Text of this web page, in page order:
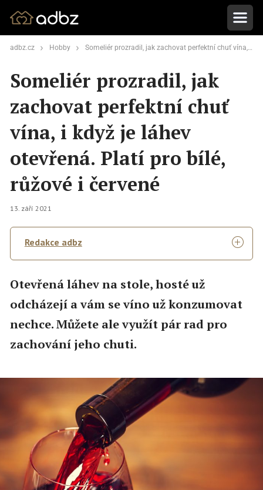
adbz.cz Hobby Someliér prozradil, jak zachovat perfektní chuť vína, i když je láhev otevřená. Platí pro bílé, růžové i červené
Someliér prozradil, jak
zachovat perfektní chuť
vína, i když je láhev
otevřená. Platí pro bílé,
růžové i červené
13. září 2021
Redakce adbz
Otevřená láhev na stole, hosté už
odcházejí a vám se víno už konzumovat
nechce. Můžete ale využít pár rad pro
zachování jeho chuti.